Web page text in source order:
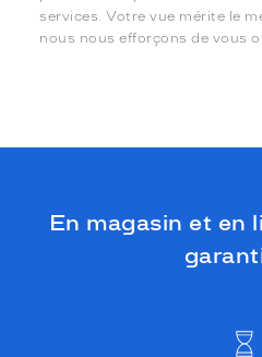
services. Votre vue mérite le
nous nous efforçons de vous
En magasin et en